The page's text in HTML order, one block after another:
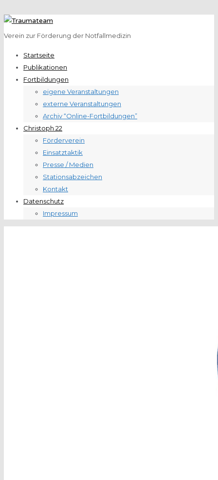
Verein zur Förderung der Notfallmedizin
Startseite
Publikationen
Fortbildungen
eigene Veranstaltungen
externe Veranstaltungen
Archiv “Online-Fortbildungen”
Christoph 22
Förderverein
Einsatztaktik
Presse / Medien
Stationsabzeichen
Kontakt
Datenschutz
Impressum